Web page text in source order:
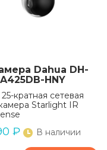
Dahua DH-
HNY
кратная сетевая
Starlight IR
₽ В наличии